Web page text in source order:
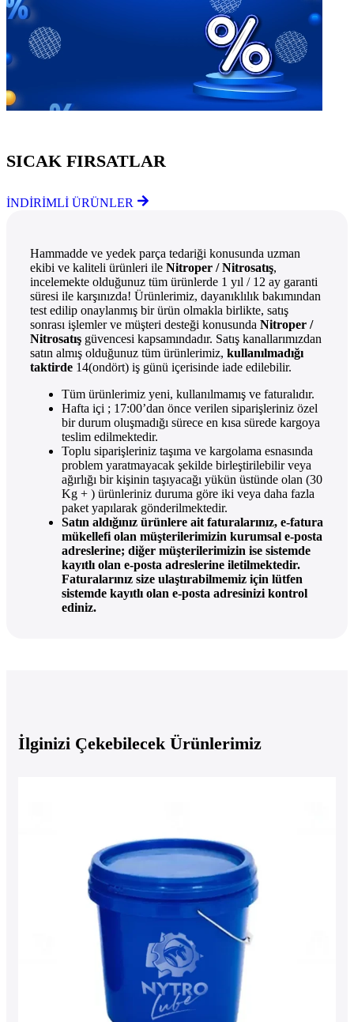
SICAK FIRSATLAR
İNDİRİMLİ ÜRÜNLER
Hammadde ve yedek parça tedariği konusunda uzman
ekibi ve kaliteli ürünleri ile Nitroper / Nitrosatış,
incelemekte olduğunuz tüm ürünlerde 1 yıl / 12 ay garanti
süresi ile karşınızda! Ürünlerimiz, dayanıklılık bakımından
test edilip onaylanmış bir ürün olmakla birlikte, satış
sonrası işlemler ve müşteri desteği konusunda Nitroper /
Nitrosatış güvencesi kapsamındadır. Satış kanallarımızdan
satın almış olduğunuz tüm ürünlerimiz, kullanılmadığı
taktirde 14(ondört) iş günü içerisinde iade edilebilir.
Tüm ürünlerimiz yeni, kullanılmamış ve faturalıdır.
Hafta içi ; 17:00’dan önce verilen siparişleriniz özel
bir durum oluşmadığı sürece en kısa sürede kargoya
teslim edilmektedir.
Toplu siparişleriniz taşıma ve kargolama esnasında
problem yaratmayacak şekilde birleştirilebilir veya
ağırlığı bir kişinin taşıyacağı yükün üstünde olan (30
Kg + ) ürünleriniz duruma göre iki veya daha fazla
paket yapılarak gönderilmektedir.
Satın aldığınız ürünlere ait faturalarınız, e-fatura
mükellefi olan müşterilerimizin kurumsal e-posta
adreslerine; diğer müşterilerimizin ise sistemde
kayıtlı olan e-posta adreslerine iletilmektedir.
Faturalarınız size ulaştırabilmemiz için lütfen
sistemde kayıtlı olan e-posta adresinizi kontrol
ediniz.
İlginizi Çekebilecek Ürünlerimiz